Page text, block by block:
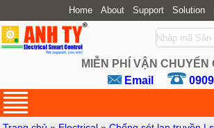
Home About Support Solution
MIỄN PHÍ VẬN CHUYỂN
Email